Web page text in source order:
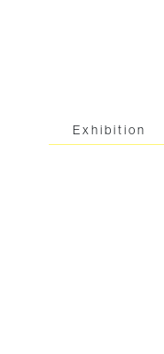
Exhibition